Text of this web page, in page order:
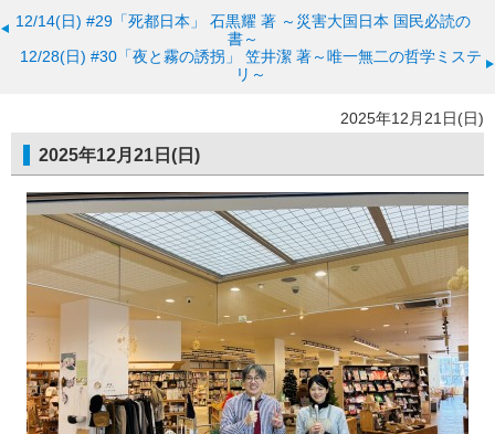
12/14(日) #29「死都日本」 石黒耀 著 ～災害大国日本 国民必読の
書～
12/28(日) #30「夜と霧の誘拐」 笠井潔 著～唯一無二の哲学ミステ
リ～
2025年12月21日(日)
2025年12月21日(日)